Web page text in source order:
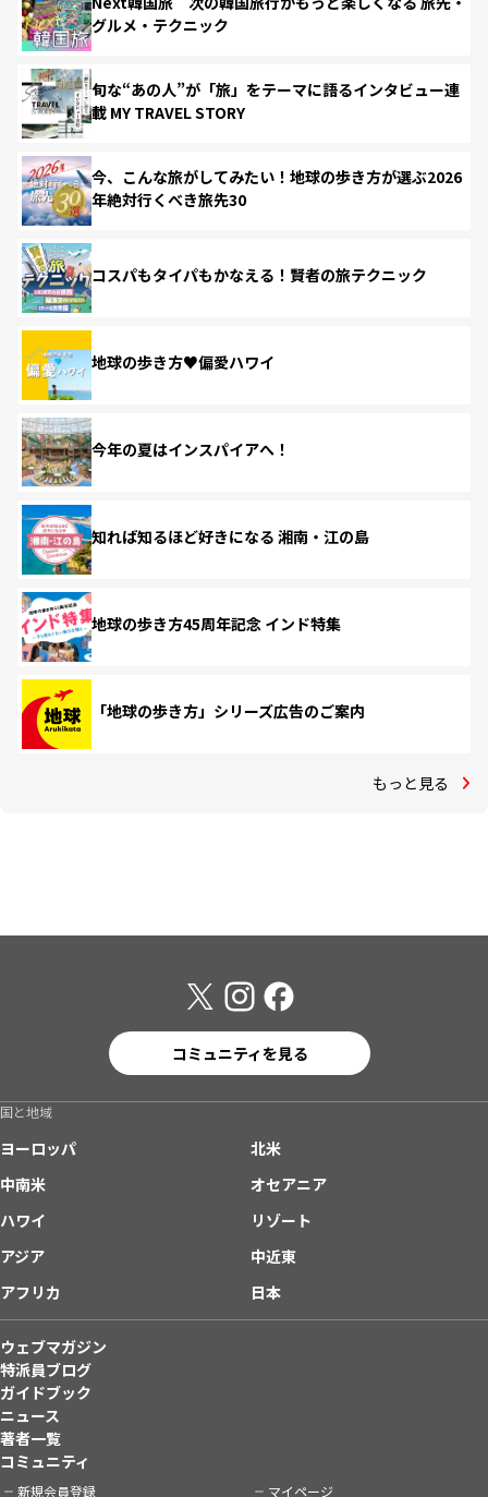
グルメ・テクニック
旬な“あの人”が「旅」をテーマに語るインタビュー連
載 MY TRAVEL STORY
今、こんな旅がしてみたい！地球の歩き方が選ぶ2026
年絶対行くべき旅先30
コスパもタイパもかなえる！賢者の旅テクニック
地球の歩き方♥偏愛ハワイ
今年の夏はインスパイアへ！
知れば知るほど好きになる 湘南・江の島
地球の歩き方45周年記念 インド特集
「地球の歩き方」シリーズ広告のご案内
もっと見る
コミュニティを見る
国と地域
ヨーロッパ
北米
中南米
オセアニア
ハワイ
リゾート
アジア
中近東
アフリカ
日本
ウェブマガジン
特派員ブログ
ガイドブック
ニュース
著者一覧
コミュニティ
新規会員登録 マイページ